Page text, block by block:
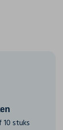
stuks